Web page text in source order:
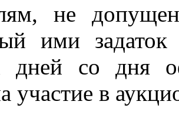
не
ими задаток
дней со дня
участие в